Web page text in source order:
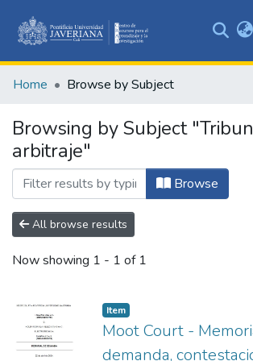
&
All of DSpace
Home Browse by Subject
Browsing by Subject
arbitraje"
Browse
All browse results
Now showing 1 - 1 of 1
Item
Moot Court -
demanda,